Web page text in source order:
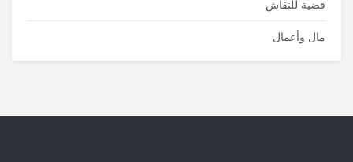
قضية للنقاش
مال وأعمال